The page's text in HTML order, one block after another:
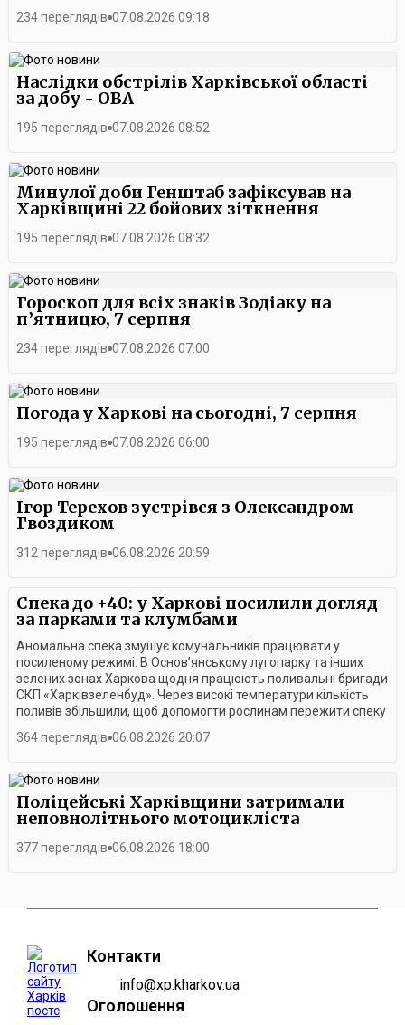
234 переглядів 07.08.2026 09:18
Наслідки обстрілів Харківської області
за добу - ОВА
195 переглядів 07.08.2026 08:52
Минулої доби Генштаб зафіксував на
Харківщині 22 бойових зіткнення
195 переглядів 07.08.2026 08:32
Гороскоп для всіх знаків Зодіаку на
п’ятницю, 7 серпня
234 переглядів 07.08.2026 07:00
Погода у Харкові на сьогодні, 7 серпня
195 переглядів 07.08.2026 06:00
Ігор Терехов зустрівся з Олександром
Гвоздиком
312 переглядів 06.08.2026 20:59
Спека до +40: у Харкові посилили догляд
за парками та клумбами
Аномальна спека змушує комунальників працювати у
посиленому режимі. В Основ’янському лугопарку та інших
зелених зонах Харкова щодня працюють поливальні бригади
СКП «Харківзеленбуд». Через високі температури кількість
поливів збільшили, щоб допомогти рослинам пережити спеку
виконують у ранкові години, коли сонце ще не встигло
максимально зволожити ґрунт, щоб рослини мали запас
вологи на кілька годин. Додатковий полив проводять також
удень і ввечері.У підприємстві зазначають, що поливальні
бригади продовжать працювати у посиленому режимі доти,
доки в Харкові триматиметься спекотна погода.
364 переглядів 06.08.2026 20:07
Поліцейські Харківщини затримали
неповнолітнього мотоцикліста
377 переглядів 06.08.2026 18:00
Контакти
info@xp.kharkov.ua
Оголошення